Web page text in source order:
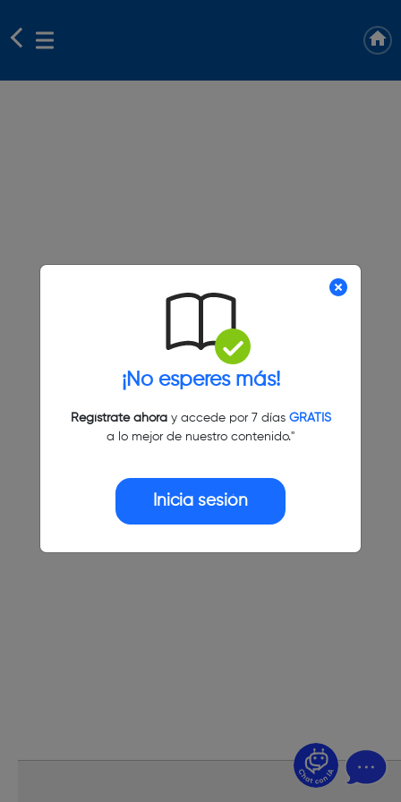
¡No esperes más!
Regístrate ahoray accede por 7 días GRATIS
a lo mejor de nuestro contenido."
Inicia sesión